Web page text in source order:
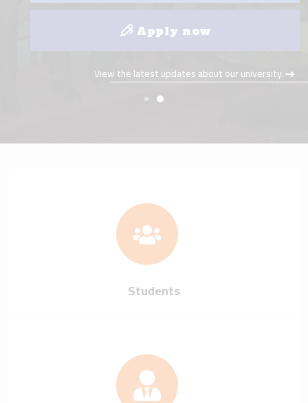
Apply now
View the latest updates about our university.
Students